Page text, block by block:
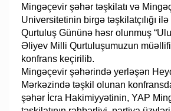
Mingəçevir şəhər təşkilatı və
Universitetinin birgə təşkilatçılığı
Qurtuluş Gününə həsr olunmuş
Əliyev Milli Qurtuluşumuzun
konfrans keçirilib.
Mingəçevir şəhərində yerləşən
Mərkəzində təşkil olunan
şəhər İcra Hakimiyyətinin, YAP